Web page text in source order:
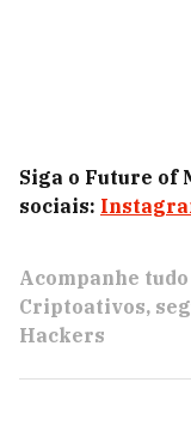
Siga o Future of
sociais:
Acompanhe
Criptoativos
Hackers